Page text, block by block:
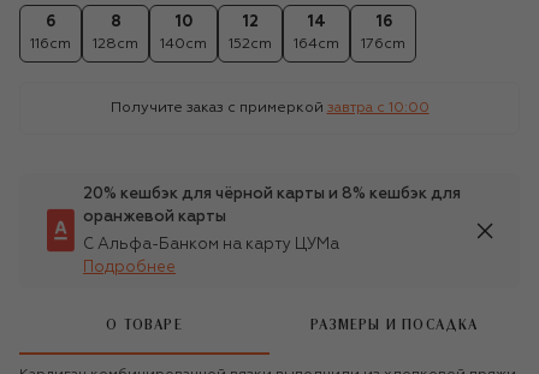
6
116cm
8
128cm
10
140cm
12
152cm
14
164cm
16
176cm
Получите заказ с примеркой завтра c 10:00
20% кешбэк для чёрной карты и 8% кешбэк для
оранжевой карты
С Альфа-Банком на карту ЦУМа
Подробнее
О ТОВАРЕ РАЗМЕРЫ И ПОСАДКА